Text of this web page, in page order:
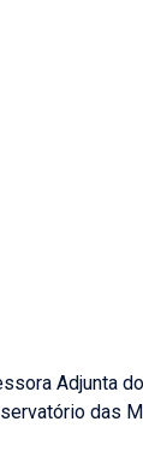
Adjunta
das